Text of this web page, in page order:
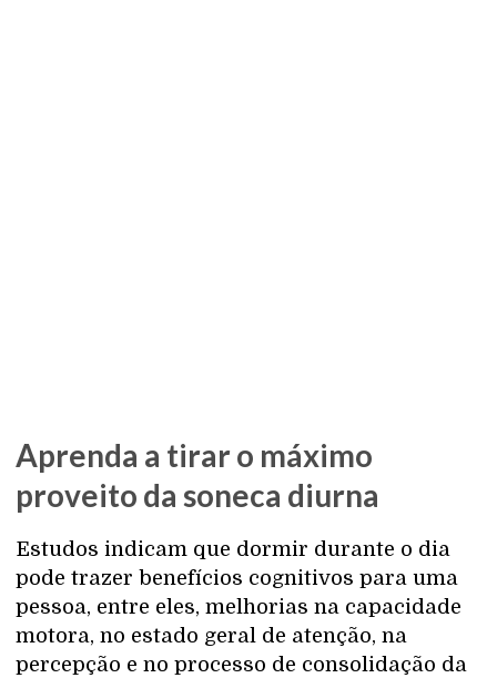
Aprenda a tirar o máximo
proveito da soneca diurna
Estudos indicam que dormir durante o dia
pode trazer benefícios cognitivos para uma
pessoa, entre eles, melhorias na capacidade
motora, no estado geral de atenção, na
percepção e no processo de consolidação da